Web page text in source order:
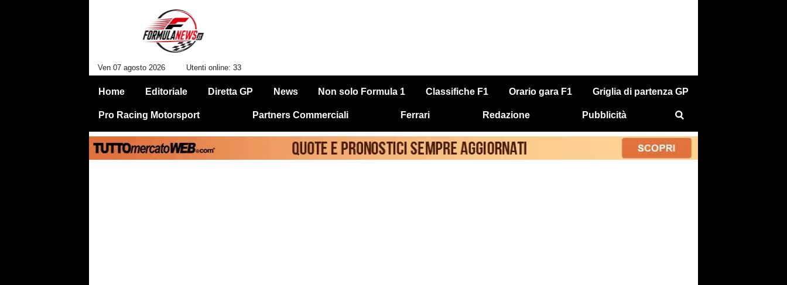
Ven 07 agosto 2026 Utenti online: 33
Home Editoriale Diretta GP News Non solo Formula 1 Classifiche F1 Orario gara F1 Griglia di partenza GP
Pro Racing Motorsport Partners Commerciali Ferrari Redazione Pubblicità